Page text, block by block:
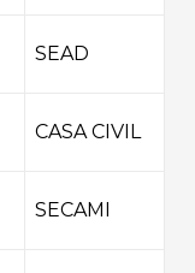
SEAD
CASA CIVIL
SECAMI